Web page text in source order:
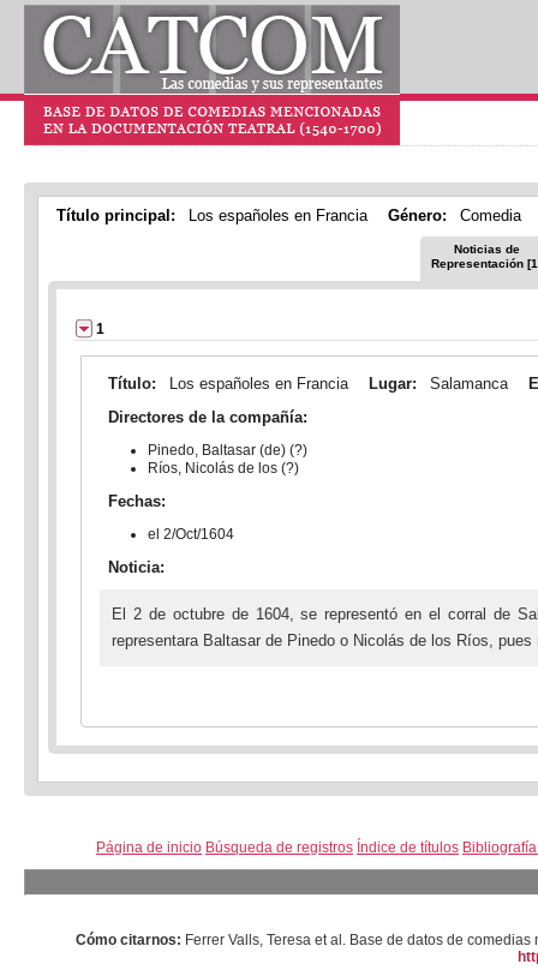
Título principal: Los españoles en Francia Género: Comedia
Noticias de
Representación
1
Título: Los españoles en Francia Lugar: Salamanca
Directores de la compañía:
Pinedo, Baltasar (de) (?)
Ríos, Nicolás de los (?)
Fechas:
el 2/Oct/1604
Noticia:
El 2 de octubre de 1604, se representó en el corral de
representara Baltasar de Pinedo o Nicolás de los Ríos,
Página de inicio Búsqueda de registros Índice de títulos
Cómo citarnos: Ferrer Valls, Teresa et al. Base de datos de